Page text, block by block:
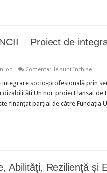
– Proiect de
Comentariile sunt închisepentru
PE
–
integrare socio-profesională prin
Un nou proiect lansat de
finanțat parțial de către Fundația
Abilităţi, Rezilienţă şi